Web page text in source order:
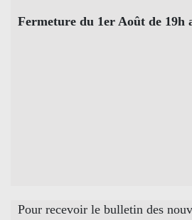
Fermeture du 1er Août de 19h
Pour recevoir le bulletin des